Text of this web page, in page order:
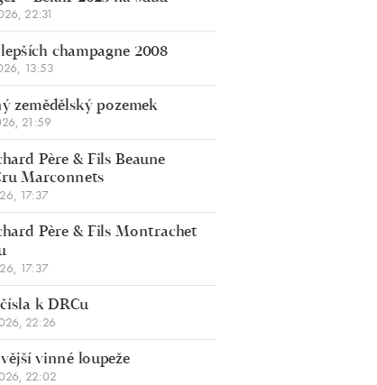
22:31
champagne 2008
13:53
zemědělský pozemek
21:59
Père & Fils Beaune
Marconnets
17:37
Père & Fils Montrachet
17:37
k DRCu
22:26
vinné loupeže
22:02